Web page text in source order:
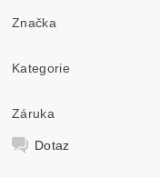
Značka
Kategorie
Záruka
Dotaz